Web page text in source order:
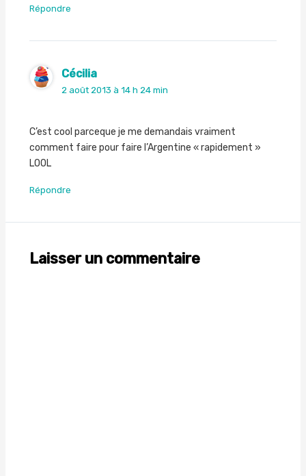
Répondre
Cécilia
2 août 2013 à 14 h 24 min
C’est cool parceque je me demandais vraiment
comment faire pour faire l’Argentine « rapidement »
LOOL
Répondre
Laisser un commentaire